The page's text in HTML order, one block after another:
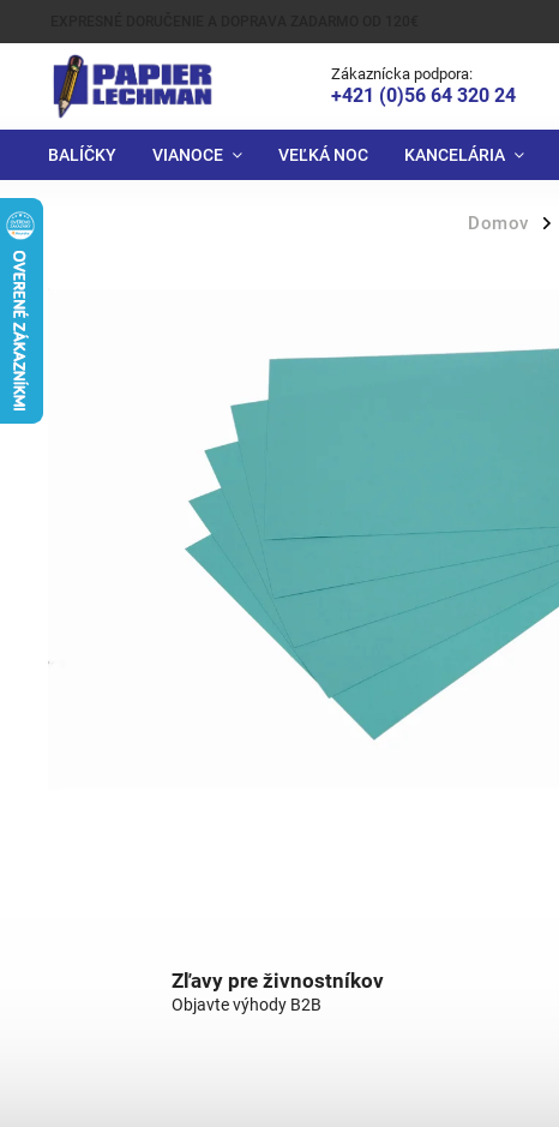
Zákaznícka podpora:
+421 (0)56 64 320 24
BALÍČKY VIANOCE VEĽKÁ NOC KANCELÁRIA
Domov /
Zľavy pre živnostníkov
Objavte výhody B2B